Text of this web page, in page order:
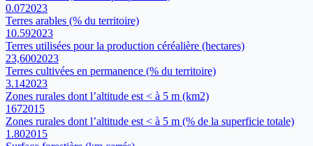
0.072023
Terres arables (% du territoire)
10.592023
Terres utilisées pour la production céréalière (hectares)
23,6002023
Terres cultivées en permanence (% du territoire)
3.142023
Zones rurales dont l’altitude est < à 5 m (km2)
1672015
Zones rurales dont l’altitude est < à 5 m (% de la superficie totale)
1.802015